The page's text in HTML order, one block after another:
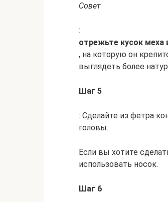
Совет
:
отрежьте кусок меха
, на которую он
выглядеть более
Шаг 5
: Сделайте из фетра
головы.
Если вы хотите
использовать носок.
Шаг 6